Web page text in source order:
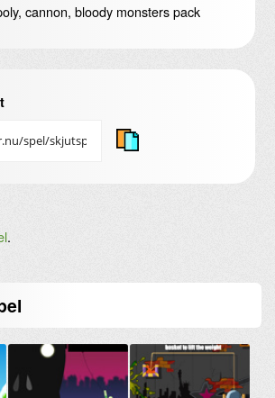
cannon, bloody monsters pack
.